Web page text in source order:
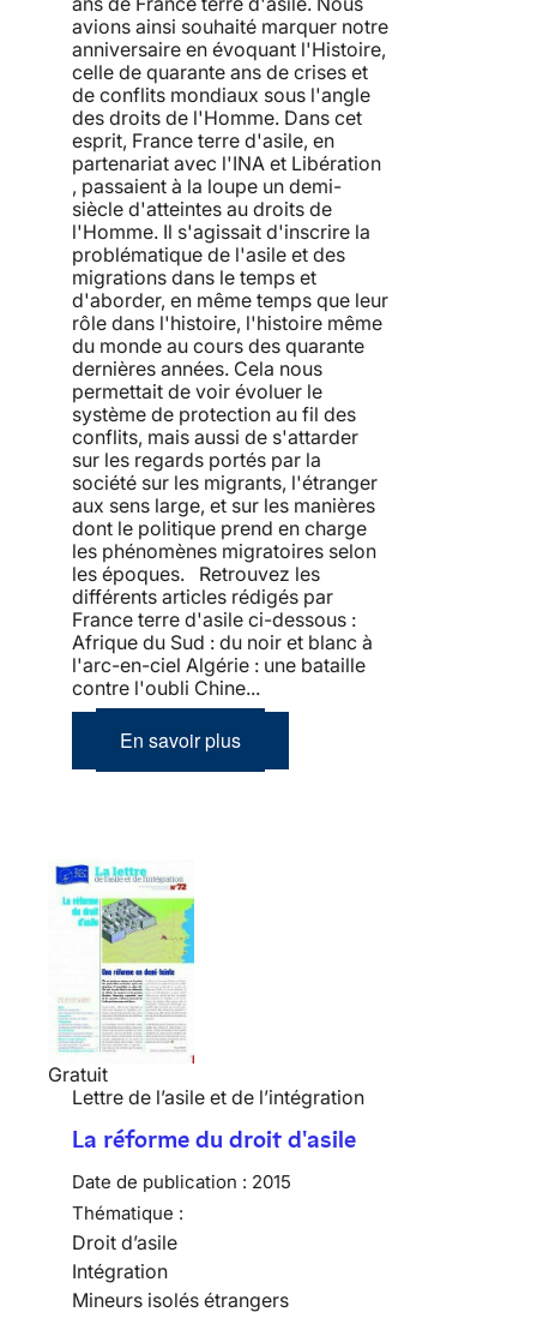
avions ainsi souhaité marquer notre
anniversaire en évoquant l'Histoire,
celle de quarante ans de crises et
de conflits mondiaux sous l'angle
des droits de l'Homme. Dans cet
esprit, France terre d'asile, en
partenariat avec l'INA et Libération
, passaient à la loupe un demi-
siècle d'atteintes au droits de
l'Homme. Il s'agissait d'inscrire la
problématique de l'asile et des
migrations dans le temps et
d'aborder, en même temps que leur
rôle dans l'histoire, l'histoire même
du monde au cours des quarante
dernières années. Cela nous
permettait de voir évoluer le
système de protection au fil des
conflits, mais aussi de s'attarder
sur les regards portés par la
société sur les migrants, l'étranger
aux sens large, et sur les manières
dont le politique prend en charge
les phénomènes migratoires selon
les époques. Retrouvez les
différents articles rédigés par
France terre d'asile ci-dessous :
Afrique du Sud : du noir et blanc à
l'arc-en-ciel Algérie : une bataille
contre l'oubli Chine...
En savoir plus
Gratuit
Lettre de l’asile et de l’intégration
La réforme du droit d'asile
Date de publication : 2015
Thématique :
Droit d’asile
Intégration
Mineurs isolés étrangers